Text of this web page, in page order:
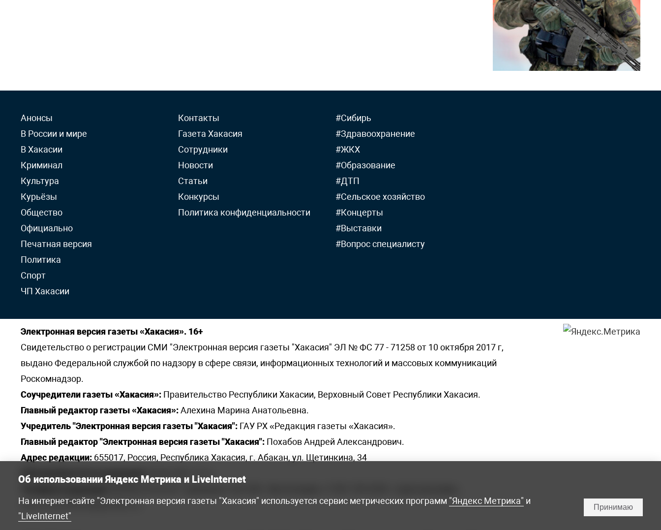
Анонсы
В России и мире
В Хакасии
Криминал
Культура
Курьёзы
Общество
Официально
Печатная версия
Политика
Спорт
ЧП Хакасии
Контакты
Газета Хакасия
Сотрудники
Новости
Статьи
Конкурсы
Политика конфиденциальности
#Сибирь
#Здравоохранение
#ЖКХ
#Образование
#ДТП
#Сельское хозяйство
#Концерты
#Выставки
#Вопрос специалисту
Электронная версия газеты «Хакасия». 16+
Свидетельство о регистрации СМИ "Электронная версия газеты "Хакасия" ЭЛ № ФС 77 - 71258 от 10 октября 2017 г,
выдано Федеральной службой по надзору в сфере связи, информационных технологий и массовых коммуникаций
Роскомнадзор.
Соучредители газеты «Хакасия»: Правительство Республики Хакасии, Верховный Совет Республики Хакасия.
Главный редактор газеты «Хакасия»:Алехина Марина Анатольевна.
Учредитель "Электронная версия газеты "Хакасия": ГАУ РХ «Редакция газеты «Хакасия».
Главный редактор "Электронная версия газеты "Хакасия": Похабов Андрей Александрович.
Адрес редакции: 655017, Россия, Республика Хакасия, г. Абакан, ул. Щетинкина, 34
Электронная почта редакции: khakred@r-19.ru
elena.s.korotkowa@yandex.ru.
Об использовании Яндекс Метрика и LiveInternet
На интернет-сайте "Электронная версия газеты "Хакасия" используется сервис метрических программ "Яндекс Метрика" и
"LiveInternet"
Принимаю